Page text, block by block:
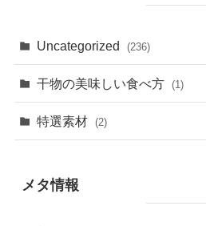
Uncategorized (236)
干物の美味しい食べ方 (1)
特選素材 (2)
メタ情報